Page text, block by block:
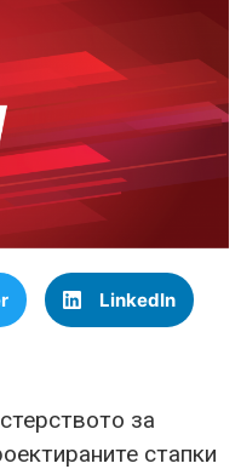
LinkedIn
за
стапки